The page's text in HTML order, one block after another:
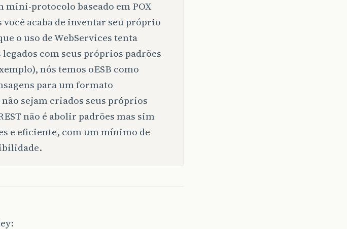
mini-protocolo baseado em POX
acaba de inventar seu próprio
o uso de WebServices tenta
com seus próprios padrões
nós temos oESB como
para um formato
sejam criados seus próprios
não é abolir padrões mas sim
e eficiente, com um mínimo de